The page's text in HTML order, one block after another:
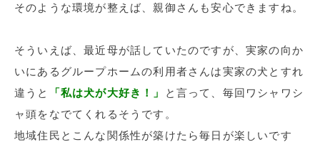
そのような環境が整えば、親御さんも安心できますね。
そういえば、最近母が話していたのですが、実家の向か
いにあるグループホームの利用者さんは実家の犬とすれ
違うと
「私は犬が大好き！」
と言って、毎回ワシャワシ
ャ頭をなでてくれるそうです。
地域住民とこんな関係性が築けたら毎日が楽しいです